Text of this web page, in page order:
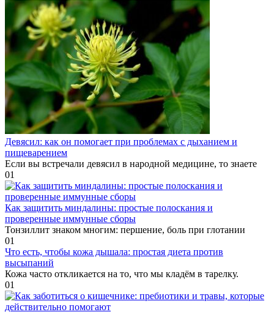
Девясил: как он помогает при проблемах с дыханием и
пищеварением
Если вы встречали девясил в народной медицине, то знаете
01
Как защитить миндалины: простые полоскания и
проверенные иммунные сборы
Тонзиллит знаком многим: першение, боль при глотании
01
Что есть, чтобы кожа дышала: простая диета против
высыпаний
Кожа часто откликается на то, что мы кладём в тарелку.
01